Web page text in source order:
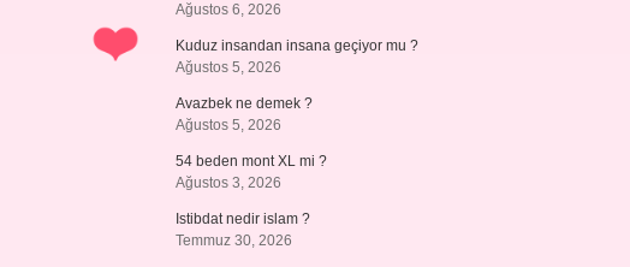
Ağustos 6, 2026
Kuduz insandan insana geçiyor mu ?
Ağustos 5, 2026
Avazbek ne demek ?
Ağustos 5, 2026
54 beden mont XL mi ?
Ağustos 3, 2026
Istibdat nedir islam ?
Temmuz 30, 2026